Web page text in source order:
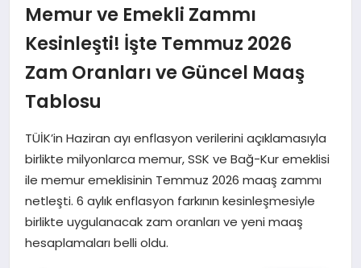
FINANS
KÜLTÜR VE SANAT
MAGAZIN
SPOR
Memur ve Emekli Zammı
Kesinleşti! İşte Temmuz 2026
Zam Oranları ve Güncel Maaş
Tablosu
TÜİK’in Haziran ayı enflasyon verilerini açıklamasıyla
birlikte milyonlarca memur, SSK ve Bağ-Kur emeklisi
ile memur emeklisinin Temmuz 2026 maaş zammı
netleşti. 6 aylık enflasyon farkının kesinleşmesiyle
birlikte uygulanacak zam oranları ve yeni maaş
hesaplamaları belli oldu.